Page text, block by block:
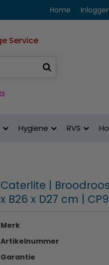
Home
Service
Hygiene RVS
Caterlite |
x B26 x D27 cm |
Merk
Artikelnummer
Garantie